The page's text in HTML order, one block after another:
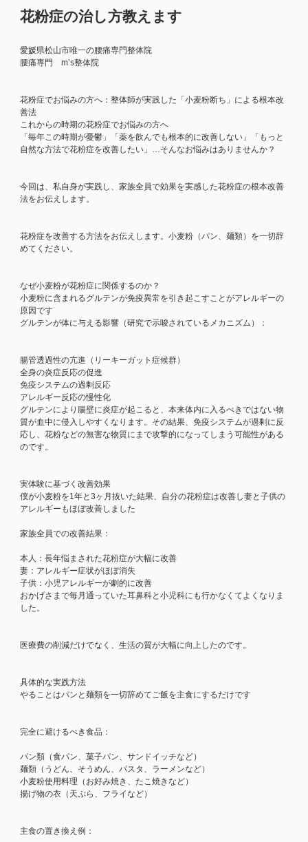
花粉症の治し方教えます
愛媛県松山市唯一の腰痛専門整体院
腰痛専門 m’s整体院
花粉症でお悩みの方へ：整体師が実践した「小麦粉断ち」による根本改
善法
これからの時期の花粉症でお悩みの方へ
「毎年この時期が憂鬱」「薬を飲んでも根本的に改善しない」「もっと
自然な方法で花粉症を改善したい」…そんなお悩みはありませんか？
今回は、私自身が実践し、家族全員で効果を実感した花粉症の根本改善
法をお伝えします。
花粉症を改善する方法をお伝えします。小麦粉（パン、麺類）を一切辞
めてください。
なぜ小麦粉が花粉症に関係するのか？
小麦粉に含まれるグルテンが免疫異常を引き起こすことがアレルギーの
原因です
グルテンが体に与える影響（研究で示唆されているメカニズム）：
腸管透過性の亢進（リーキーガット症候群）
全身の炎症反応の促進
免疫システムの過剰反応
アレルギー反応の慢性化
グルテンにより腸壁に炎症が起こると、本来体内に入るべきではない物
質が血中に侵入しやすくなります。その結果、免疫システムが過剰に反
応し、花粉などの無害な物質にまで攻撃的になってしまう可能性がある
のです。
実体験に基づく改善効果
僕が小麦粉を1年と3ヶ月抜いた結果、自分の花粉症は改善し妻と子供の
アレルギーもほぼ改善しました
家族全員での改善結果：
本人：長年悩まされた花粉症が大幅に改善
妻：アレルギー症状がほぼ消失
子供：小児アレルギーが劇的に改善
おかげさまで毎月通っていた耳鼻科と小児科にも行かなくてよくなりま
した。
医療費の削減だけでなく、生活の質が大幅に向上したのです。
具体的な実践方法
やることはパンと麺類を一切辞めてご飯を主食にするだけです
完全に避けるべき食品：
パン類（食パン、菓子パン、サンドイッチなど）
麺類（うどん、そうめん、パスタ、ラーメンなど）
小麦粉使用料理（お好み焼き、たこ焼きなど）
揚げ物の衣（天ぷら、フライなど）
主食の置き換え例：